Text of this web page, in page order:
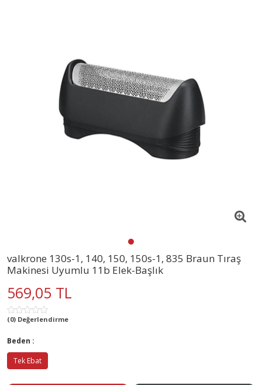
valkrone 130s-1, 140, 150, 150s-1, 835 Braun Tıraş
Makinesi Uyumlu 11b Elek-Başlık
569,05 TL
(0) Değerlendirme
Beden :
Tek Ebat